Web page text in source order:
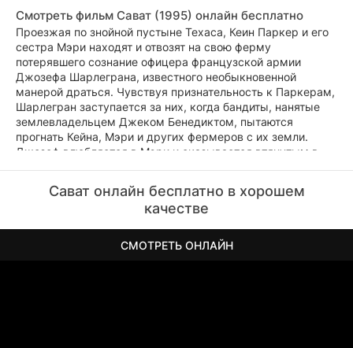
Смотреть фильм Сават (1995) онлайн бесплатно
Проезжая по знойной пустыне Техаса, Кеин Паркер и его
сестра Мэри находят и отвозят на свою ферму
потерявшего сознание офицера французской армии
Джозефа Шарлеграна, известного необыкновенной
манерой драться. Чувствуя признательность к Паркерам,
Шарлегран заступается за них, когда бандиты, нанятые
землевладельцем Джеком Бенедиктом, пытаются
прогнать Кейна, Мэри и других фермеров с их земли.
Джозеф влюбляется в Мэри и оказывается втянутым в
надеждой отчаявшихся людей. Он принимает вызов
своего заклятого врага - наемного убийцы Бенедикта,
великолепно владеющего приемами савата, убившего его
лучшего друга. Люди Бенедикта берут Мэри в заложницы,
Сават онлайн бесплатно в хорошем
качестве
СМОТРЕТЬ ОНЛАЙН